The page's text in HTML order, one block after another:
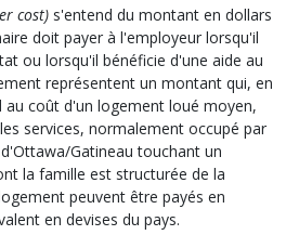
cost) s'entend du montant en dollars
doit payer à l'employeur lorsqu'il
ou lorsqu'il bénéficie d'une aide au
représentent un montant qui, en
au coût d'un logement loué moyen,
services, normalement occupé par
Gatineau touchant un
la famille est structurée de la
peuvent être payés en
en devises du pays.